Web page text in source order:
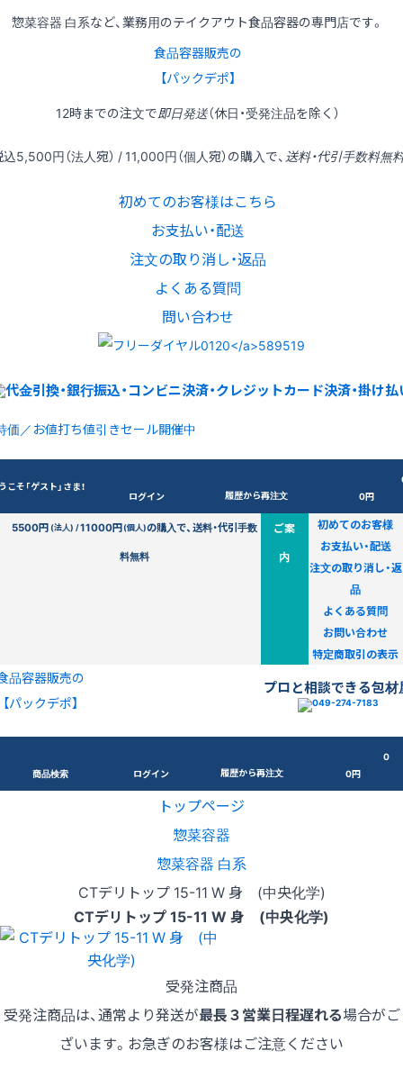
惣菜容器 白系など、業務用のテイクアウト食品容器の専門店です。
食品容器販売の
【パックデポ】
12時までの注文で即日発送（休日・受発注品を除く）
込5,500円（法人宛） / 11,000円（個人宛）の購入で、 送料・代引手数料無
初めてのお客様はこちら
お支払い・配送
注文の取り消し・返品
よくある質問
問い合わせ
価／お値打ち値引きセール開催中
こそ「ゲスト」さま！
ログイン 履歴から再注文
0円
5500円(法人) /11000円(個人)の購入で、送料・代引手数
料無料
ご案
内
初めてのお客様
お支払い・配送
注文の取り消し・返
品
よくある質問
お問い合わせ
特定商取引の表示
品容器販売の
【パックデポ】
プロと相談できる包材
商品検索 ログイン 履歴から再注文
0
0円
トップページ
惣菜容器
惣菜容器 白系
CTデリトップ 15-11 W 身 (中央化学)
CTデリトップ 15-11 W 身 (中央化学)
受発注商品
受発注商品は、通常より発送が最長３営業日程遅れる場合がご
ざいます。お急ぎのお客様はご注意ください